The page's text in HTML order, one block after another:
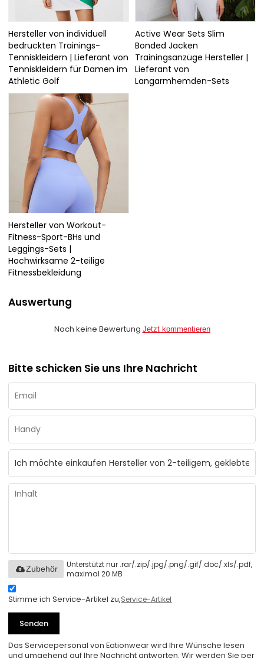
Hersteller von individuell
bedruckten Trainings-
Tenniskleidern | Lieferant von
Tenniskleidern für Damen im
Athletic Golf
Active Wear Sets Slim
Bonded Jacken
Trainingsanzüge Hersteller |
Lieferant von
Langarmhemden-Sets
Hersteller von Workout-
Fitness-Sport-BHs und
Leggings-Sets |
Hochwirksame 2-teilige
Fitnessbekleidung
Auswertung
Noch keine Bewertung Jetzt kommentieren
Bitte schicken Sie uns Ihre Nachricht
Unterstützt nur .rar/.zip/.jpg/.png/.gif/.doc/.xls/.pdf,
maximal 20 MB
Zubehör
Stimme ich Service-Artikel zu,Service-Artikel
Senden
Das Servicepersonal von Eationwear wird Ihre Wünsche lesen
und umgehend auf Ihre Nachricht antworten. Wir werden Sie per